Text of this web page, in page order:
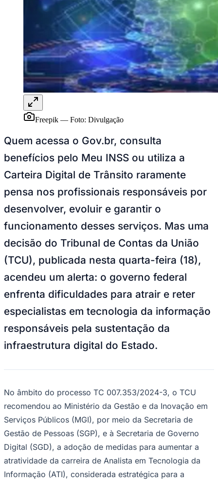
Fórmula 1
Tênis (ATP)
MLB
NHL
Atletismo
Vôlei
NBB
Competições de Futebol
Brasileirão Série A
Paulistão
Libertadores
Copa América
Premier League
La Liga
Bundesliga
Mundial 2026
Times - Ir direto
Freepik — Foto: Divulgação
Quem acessa o Gov.br, consulta
benefícios pelo Meu INSS ou utiliza a
Carteira Digital de Trânsito raramente
pensa nos profissionais responsáveis por
desenvolver, evoluir e garantir o
funcionamento desses serviços. Mas uma
decisão do Tribunal de Contas da União
(TCU), publicada nesta quarta-feira (18),
acendeu um alerta: o governo federal
enfrenta dificuldades para atrair e reter
especialistas em tecnologia da informação
responsáveis pela sustentação da
infraestrutura digital do Estado.
No âmbito do processo TC 007.353/2024-3, o TCU
recomendou ao Ministério da Gestão e da Inovação em
Serviços Públicos (MGI), por meio da Secretaria de
Gestão de Pessoas (SGP), e à Secretaria de Governo
Digital (SGD), a adoção de medidas para aumentar a
atratividade da carreira de Analista em Tecnologia da
Informação (ATI), considerada estratégica para a